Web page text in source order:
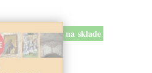
na sklade